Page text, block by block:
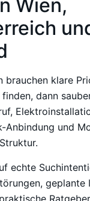
Wien,
brauchen klare
dann
Anbindung und
echte
geplante